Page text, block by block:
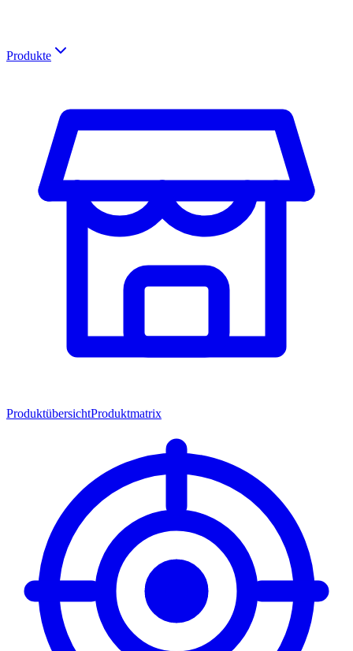
Produkte
ProduktübersichtProduktmatrix